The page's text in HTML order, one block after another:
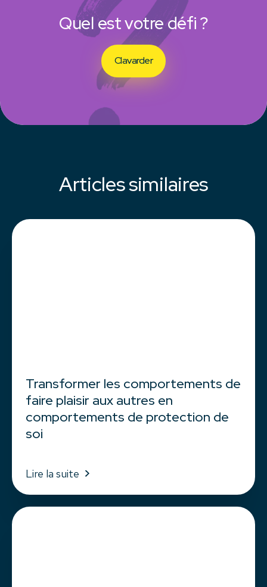
Quel est votre défi ?
Clavarder
Articles similaires
Transformer les comportements de
faire plaisir aux autres en
comportements de protection de
soi
Lire la suite